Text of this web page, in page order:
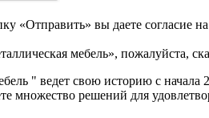
«Отправить» вы даете согласие на
мебель», пожалуйста,
" ведет свою историю с начала
множество решений для